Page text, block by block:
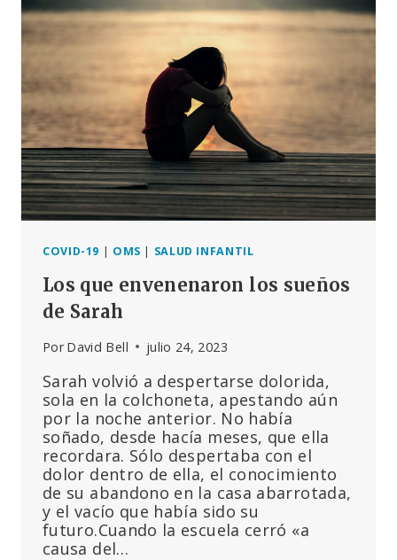
LA
REALIDAD
CODICIA
HUMANA
COVID-19 | OMS | SALUD INFANTIL
Los que envenenaron los sueños
de Sarah
Por David Bell julio 24, 2023
Sarah volvió a despertarse dolorida,
sola en la colchoneta, apestando aún
por la noche anterior. No había
soñado, desde hacía meses, que ella
recordara. Sólo despertaba con el
dolor dentro de ella, el conocimiento
de su abandono en la casa abarrotada,
y el vacío que había sido su
futuro.Cuando la escuela cerró «a
causa del…